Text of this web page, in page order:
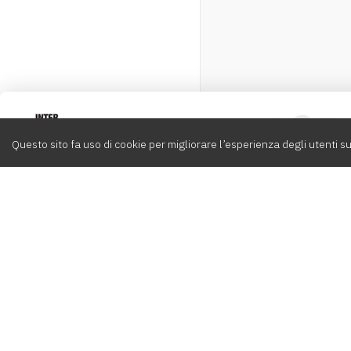
Questo sito fa uso di cookie per migliorare l’esperienza degli utenti